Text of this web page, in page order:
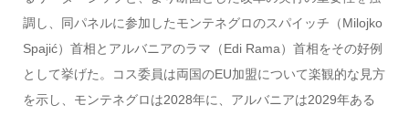
調し、同パネルに参加したモンテネグロのスパイッチ（Milojko
Spajić）首相とアルバニアのラマ（Edi Rama）首相をその好例
として挙げた。コス委員は両国のEU加盟について楽観的な見方
を示し、モンテネグロは2028年に、アルバニアは2029年ある